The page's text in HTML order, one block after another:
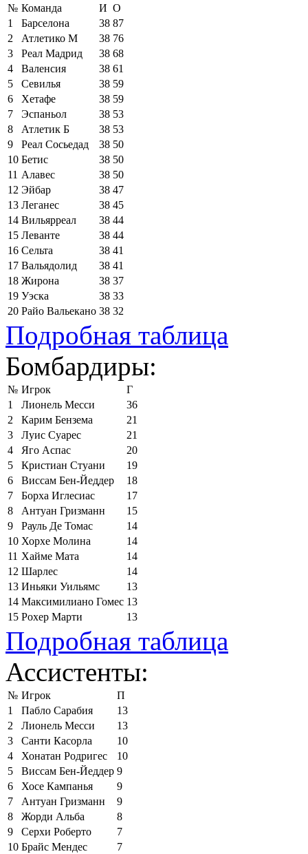
№ Команда И О
1
Барселона 38 87
2
Атлетико М 38 76
3
Реал Мадрид 38 68
4
Валенсия 38 61
5
Севилья 38 59
6
Хетафе 38 59
7
Эспаньол 38 53
8
Атлетик Б 38 53
9
Реал Сосьедад 38 50
10 Бетис 38 50
11 Алавес 38 50
12 Эйбар 38 47
13 Леганес 38 45
14 Вильярреал 38 44
15 Леванте 38 44
16 Сельта 38 41
17 Вальядолид 38 41
18 Жирона 38 37
19 Уэска 38 33
20 Райо Вальекано 38 32
Подробная таблица
Бомбардиры:
№ Игрок
Г
1
Лионель Месси
36
2
Карим Бензема
21
3
Луис Суарес
21
4
Яго Аспас
20
5
Кристиан Стуани
19
6
Виссам Бен-Йеддер
18
7
Борха Иглесиас
17
8
Антуан Гризманн
15
9
Рауль Де Томас
14
10 Хорхе Молина
14
11 Хайме Мата
14
12 Шарлес
14
13 Иньяки Уильямс
13
14 Максимилиано Гомес 13
15 Рохер Марти 13
Подробная таблица
Ассистенты:
№ Игрок
П
1
Пабло Сарабия
13
2
Лионель Месси
13
3
Санти Касорла
10
4
Хонатан Родригес
10
5
Виссам Бен-Йеддер 9
6
Хосе Кампанья
9
7
Антуан Гризманн
9
8
Жорди Альба
8
9
Серхи Роберто
7
10 Брайс Мендес 7